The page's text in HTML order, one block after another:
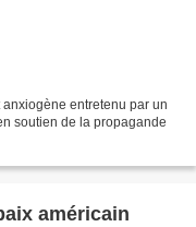
entretenu par un
soutien de la propagande
américain